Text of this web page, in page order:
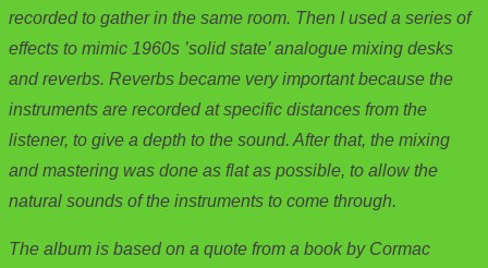
recorded to gather in the same room. Then I used a series of
effects to mimic 1960s ’solid state’ analogue mixing desks
and reverbs. Reverbs became very important because the
instruments are recorded at specific distances from the
listener, to give a depth to the sound. After that, the mixing
and mastering was done as flat as possible, to allow the
natural sounds of the instruments to come through.
The album is based on a quote from a book by Cormac